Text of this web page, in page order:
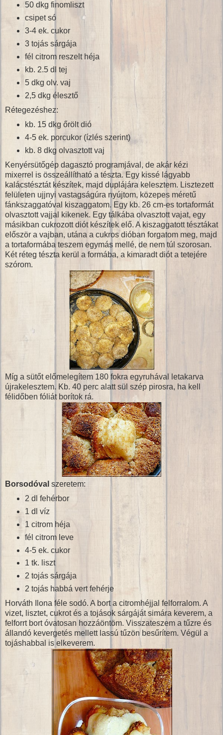
50 dkg finomliszt
csipet só
3-4 ek. cukor
3 tojás sárgája
fél citrom reszelt héja
kb. 2.5 dl tej
5 dkg olv. vaj
2,5 dkg élesztő
Rétegezéshez:
kb. 15 dkg őrölt dió
4-5 ek. porcukor (ízlés szerint)
kb. 8 dkg olvasztott vaj
Kenyérsütőgép dagasztó programjával, de akár kézi
mixerrel is összeállítható a tészta. Egy kissé lágyabb
kalácstésztát készítek, majd duplájára kelesztem. Lisztezett
felületen ujjnyi vastagságúra nyújtom, közepes méretű
fánkszaggatóval kiszaggatom. Egy kb. 26 cm-es tortaformát
olvasztott vajjal kikenek. Egy tálkába olvasztott vajat, egy
másikban cukrozott diót készítek elő. A kiszaggatott tésztákat
először a vajban, utána a cukros dióban forgatom meg, majd
a tortaformába teszem egymás mellé, de nem túl szorosan.
Két réteg tészta kerül a formába, a kimaradt diót a tetejére
szórom.
Míg a sütőt előmelegítem 180 fokra egyruhával letakarva
újrakelesztem. Kb. 40 perc alatt sül szép pirosra, ha kell
félidőben fóliát borítok rá.
Borsodóval szeretem:
2 dl fehérbor
1 dl víz
1 citrom héja
fél citrom leve
4-5 ek. cukor
1 tk. liszt
2 tojás sárgája
2 tojás habbá vert fehérje
Horváth Ilona féle sodó. A bort a citromhéjjal felforralom. A
vizet, lisztet, cukrot és a tojások sárgáját simára keverem, a
felforrt bort óvatosan hozzáöntöm. Visszateszem a tűzre és
állandó kevergetés mellett lassú tűzön besűrítem. Végül a
tojáshabbal is elkeverem.